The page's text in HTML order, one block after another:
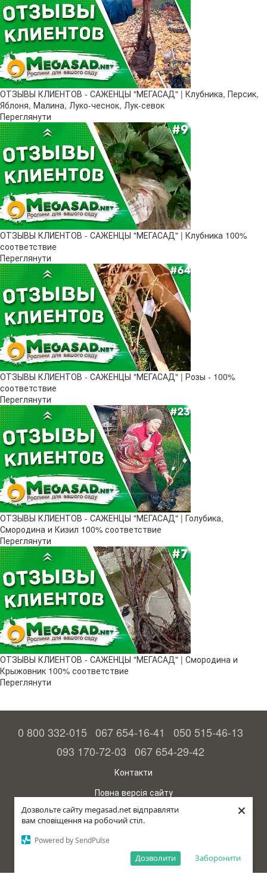
Дозвольте сайту megasad.net відправляти
вам сповіщення на робочий стіл.
Powered by SendPulse
Заборонити
Дозволити
×
ОТЗЫВЫ КЛИЕНТОВ - САЖЕНЦЫ "МЕГАСАД" | Клубника, Персик,
Яблоня, Малина, Луко-чеснок, Лук-севок
Переглянути
ОТЗЫВЫ КЛИЕНТОВ - САЖЕНЦЫ "МЕГАСАД" | Клубника 100%
соответствие
Переглянути
ОТЗЫВЫ КЛИЕНТОВ - САЖЕНЦЫ "МЕГАСАД" | Розы - 100%
соответствие
Переглянути
ОТЗЫВЫ КЛИЕНТОВ - САЖЕНЦЫ "МЕГАСАД" | Голубика,
Смородина и Кизил 100% соответствие
Переглянути
ОТЗЫВЫ КЛИЕНТОВ - САЖЕНЦЫ "МЕГАСАД" | Смородина и
Крыжовник 100% соответствие
Переглянути
0 800 332-015 067 654-16-41
050 515-46-13
093 170-72-03 067 654-29-42
Контакти
Повна версія сайту
© 2015—2026
Megasad – гарантія високого врожаю
рус (країна-терорист)